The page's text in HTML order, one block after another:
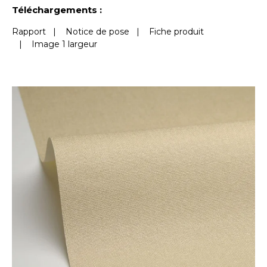
Téléchargements :
Rapport | Notice de pose |
Fiche produit
| Image 1 largeur